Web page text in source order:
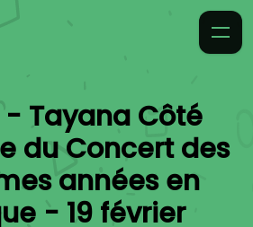
- Tayana Côté
du Concert des
années en
- 19 février